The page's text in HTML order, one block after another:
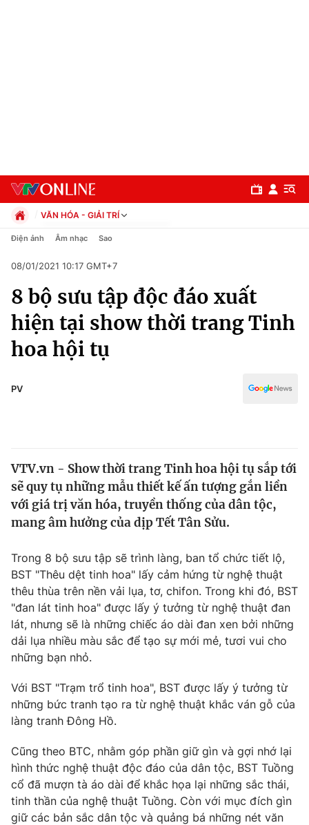
Chuyên mục
Chính trị
Xã hội
Pháp luật
Thế giới
Tin tức
Thế giới đó đây
Câu chuyện quốc tế
Kinh tế
Thị trường
Góc doanh nghiệp
Dữ liệu và đời sống
Truyền hình
Phim VTV
Hậu trường
Khán giả
Giải trí
Điện ảnh
Âm nhạc
Sao
Du lịch
Làm đẹp
Chất lượng cuộc sống
Giáo dục
Học trực tuyến
Công nghệ
Hitech Công nghệ tương lai
Sản phẩm
Giao lưu trực tuyến
VĂN HÓA - GIẢI TRÍ
Chính trị
Pháp luật
Kinh tế
Thể thao
Truyền hình
Văn hóa - Giải trí
Điện ảnh Âm nhạc Sao
08/01/2021 10:17 GMT+7
8 bộ sưu tập độc đáo xuất
hiện tại show thời trang Tinh
hoa hội tụ
PV
VTV.vn - Show thời trang Tinh hoa hội tụ sắp tới
sẽ quy tụ những mẫu thiết kế ấn tượng gắn liền
với giá trị văn hóa, truyền thống của dân tộc,
mang âm hưởng của dịp Tết Tân Sửu.
Trong 8 bộ sưu tập sẽ trình làng, ban tổ chức tiết lộ,
BST "Thêu dệt tinh hoa" lấy cảm hứng từ nghệ thuật
thêu thùa trên nền vải lụa, tơ, chifon. Trong khi đó, BST
"đan lát tinh hoa" được lấy ý tưởng từ nghệ thuật đan
lát, nhưng sẽ là những chiếc áo dài đan xen bởi những
dải lụa nhiều màu sắc để tạo sự mới mẻ, tươi vui cho
những bạn nhỏ.
Với BST "Trạm trổ tinh hoa", BST được lấy ý tưởng từ
những bức tranh tạo ra từ nghệ thuật khắc ván gỗ của
làng tranh Đông Hồ.
Cũng theo BTC, nhằm góp phần giữ gìn và gợi nhớ lại
hình thức nghệ thuật độc đáo của dân tộc, BST Tuồng
cổ đã mượn tà áo dài để khắc họa lại những sắc thái,
tinh thần của nghệ thuật Tuồng. Còn với mục đích gìn
giữ các bản sắc dân tộc và quảng bá những nét văn